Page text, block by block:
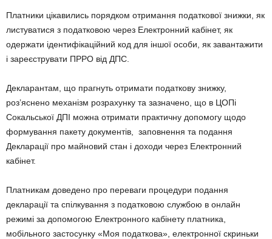
Платники цікавились порядком отримання податкової знижки, як
листуватися з податковою через Електронний кабінет, як
одержати ідентифікаційний код для іншої особи, як завантажити
і зареєструвати ПРРО від ДПС.
Декларантам, що прагнуть отримати податкову знижку,
роз’яснено механізм розрахунку та зазначено, що в ЦОПі
Сокальської ДПІ можна отримати практичну допомогу щодо
формування пакету документів, заповнення та подання
Декларації про майновий стан і доходи через Електронний
кабінет.
Платникам доведено про переваги процедури подання
декларації та спілкування з податковою службою в онлайн
режимі за допомогою Електронного кабінету платника,
мобільного застосунку «Моя податкова», електронної скриньки